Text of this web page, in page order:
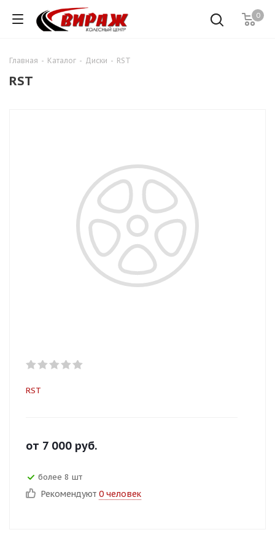
0
Главная - Каталог - Диски - RST
RST
RST
от 7 000 руб.
более 8 шт
Рекомендуют 0 человек